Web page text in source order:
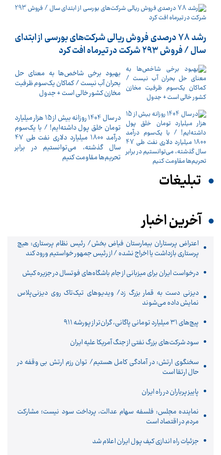
رشد 78 درصدی فروش ریالی شرکت‌های بورسی از ابتدای
سال / فروش 293 شرکت در تیرماه افت کرد
بهبود برخی شاخص‌ها به معنای حل
بحران آب نیست / کماکان یک‌سوم ظرفیت
مخازن کشور خالی است + جدول
در سال 1404 روزانه بیش از 15 هزار میلیارد
تومان خلق پول داشته‌ایم! / با یک‌سوم
درآمد 1800 میلیارد دلاری نفت طی 47
سال گذشته، می‌توانستیم در برابر
تحریم‌ها مقاومت کنیم
تبلیغات
آخرین اخبار
اعتراض پرستاران بیمارستان فیاض بخش/ رئیس نظام پرستاری: هیچ
پرستاری بازداشت یا اخراج نشده / از رئیس جمهور خواستیم ورود کند
درخواست ایران برای میزبانی از جام باشگاه‌های فوتسال در جزیره کیش
دیزنی دست به قمار بزرگ زد/ ویدیوهای تیک‌تاک روی دیزنی‌پلاس
نمایش داده می‌شوند
پیچ‌های ۳۱ میلیارد تومانی پاگانی، گران‌تر از پورشه ۹۱۱
سود شرکت‌های بزرگ نفتی از جنگ آمریکا علیه ایران
سخنگوی ارتش: در آمادگی کامل هستیم/ توان رزم ارتش بی وقفه در
حال ارتقا است
پاییز پرباران در راه ایران
نماینده مجلس: فلسفه سهام عدالت، پرداخت سود نیست؛ مشارکت
مردم در اقتصاد است
جزئیات راه اندازی کیف پول ایران اعلام شد